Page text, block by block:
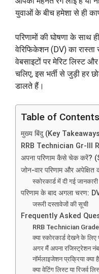
युवाओं के बीच हमेशा से ही
परिणामों की घोषणा के साथ
वेरिफिकेशन (DV) का रास्ता
वेबसाइटों पर मेरिट लिस्ट
चलिए, इस भर्ती से जुड़ी हर
डालते हैं।
Table of Contents
मुख्य बिंदु (Key
RRB Technician Gr-III
अपना परिणाम कैसे चेक
जोन-वार परिणाम और
स्कोरकार्ड में दी गई जानकारी
परिणाम के बाद अगला चरण:
जरूरी दस्तावेजों की सूची
Frequently Asked
RRB Technician
क्या स्कोरकार्ड देखने के लिए
अगर मैं अपना रजिस्ट्रेशन
नॉर्मलाइजेशन प्रक्रिया क्या
क्या वेटिंग लिस्ट या रिजर्व